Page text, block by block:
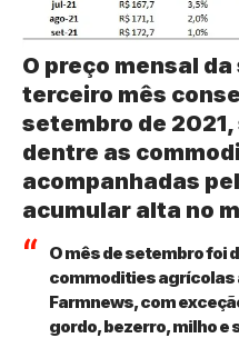
O preço mensal
terceiro mês
setembro de
dentre as
acompanhadas
acumular alta no
O mês de setembro foi
commodities agrícolas
Farmnews, com
gordo, bezerro, milho e